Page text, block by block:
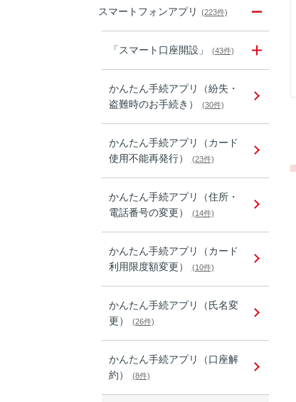
スマートフォンアプリ (223件)
「スマート口座開設」 (43件)
かんたん手続アプリ（紛失・
盗難時のお手続き）
(30件)
かんたん手続アプリ（カード
使用不能再発行）
(23件)
かんたん手続アプリ（住所・
電話番号の変更）
(14件)
かんたん手続アプリ（カード
利用限度額変更）
(10件)
かんたん手続アプリ（氏名変
更）
(26件)
かんたん手続アプリ（口座解
約）
(8件)